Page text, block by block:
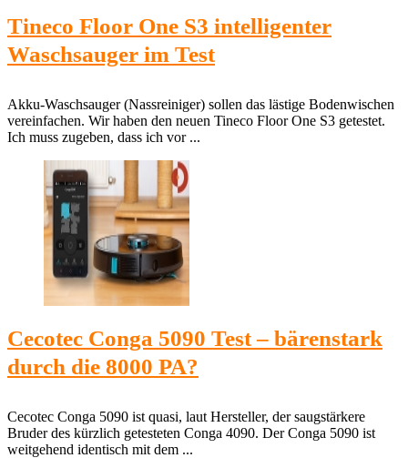
Tineco Floor One S3 intelligenter
Waschsauger im Test
Akku-Waschsauger (Nassreiniger) sollen das lästige Bodenwischen
vereinfachen. Wir haben den neuen Tineco Floor One S3 getestet.
Ich muss zugeben, dass ich vor ...
Cecotec Conga 5090 Test – bärenstark
durch die 8000 PA?
Cecotec Conga 5090 ist quasi, laut Hersteller, der saugstärkere
Bruder des kürzlich getesteten Conga 4090. Der Conga 5090 ist
weitgehend identisch mit dem ...